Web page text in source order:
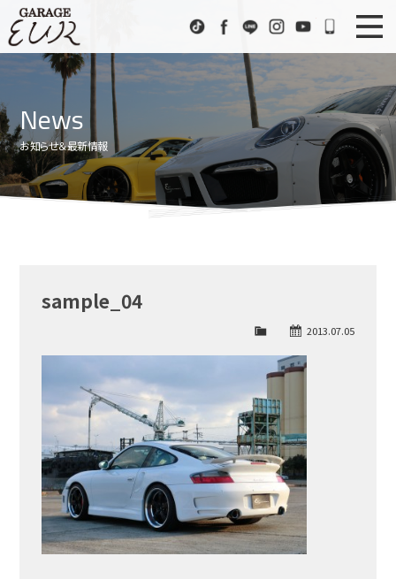
TikTokFacebook
LINE InstagramYoutube072-
ニュース
Stock List
在庫車情報
EUR Sports
EURスポーツ
アクセス
News
お知らせ＆最新情報
sample_04
2013.07.05